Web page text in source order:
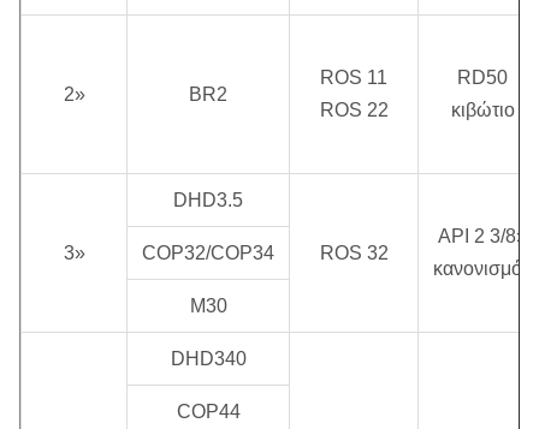
MPA
2» BR2
ROS 11
ROS 22
RD50
κιβώτιο
3»
DHD3.5
ROS 32
API 2 3/8»
κανονισμός
COP32/COP34
M30
DHD340
COP44